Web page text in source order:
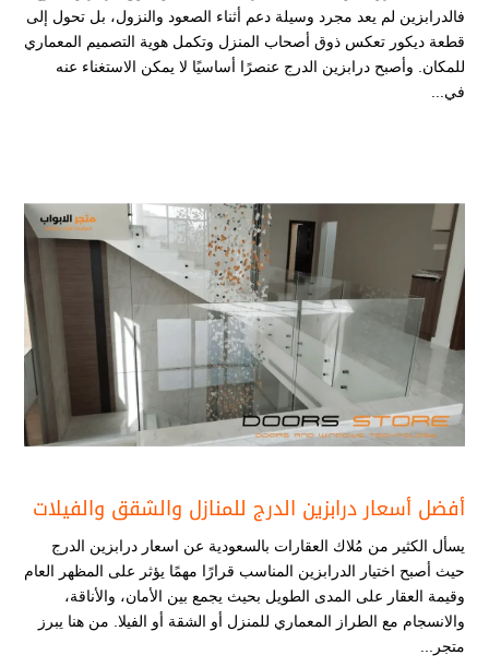
فالدرابزين لم يعد مجرد وسيلة دعم أثناء الصعود والنزول، بل تحول إلى
قطعة ديكور تعكس ذوق أصحاب المنزل وتكمل هوية التصميم المعماري
للمكان. وأصبح درابزين الدرج عنصرًا أساسيًا لا يمكن الاستغناء عنه
في...
أفضل أسعار درابزين الدرج للمنازل والشقق والفيلات
يسأل الكثير من مُلاك العقارات بالسعودية عن اسعار درابزين الدرج
حيث أصبح اختيار الدرابزين المناسب قرارًا مهمًا يؤثر على المظهر العام
وقيمة العقار على المدى الطويل بحيث يجمع بين الأمان، والأناقة،
والانسجام مع الطراز المعماري للمنزل أو الشقة أو الفيلا. من هنا يبرز
متجر...